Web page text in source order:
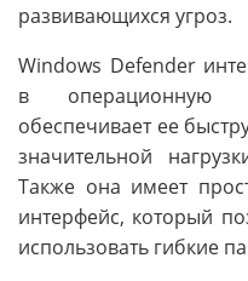
развивающихся угроз.
Windows Defender
в операционную
обеспечивает ее
значительной
Также она имеет
интерфейс, который
использовать гибкие